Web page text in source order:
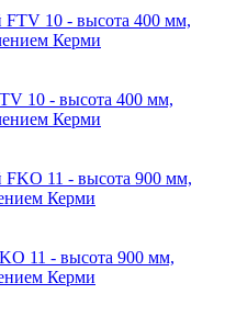
10 - высота 400 мм,
Керми
11 - высота 900 мм,
Керми